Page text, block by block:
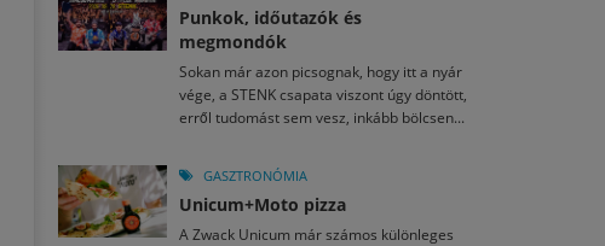
Punkok, időutazók és
megmondók
Sokan már azon picsognak, hogy itt a nyár
vége, a STENK csapata viszont úgy döntött,
erről tudomást sem vesz, inkább bölcsen...
GASZTRONÓMIA
Unicum+Moto pizza
A Zwack Unicum már számos különleges